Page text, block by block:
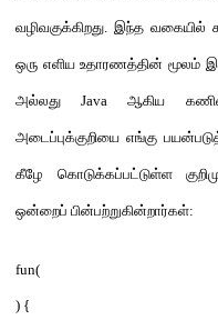
வழிவகுக்கிறது. இந்த வகையில்
ஒரு எளிய உதாரணத்தின் மூலம்
அல்லதுJavaஆகிய
அடைப்புக்குறியை எங்குபயன்படு
கீழே கொடுக்கப்பட்டுள்ள
ஒன்றைப் பின்பற்றுகின்றார்கள்:
fun(
) {